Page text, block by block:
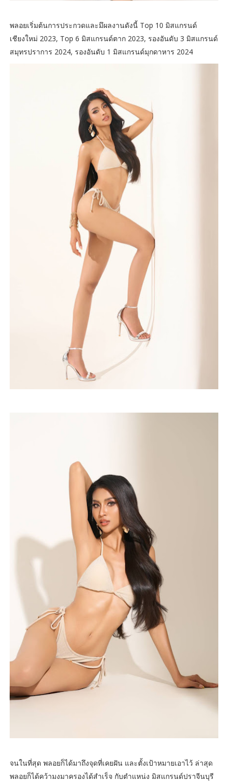
พลอยเริ่มต้นการประกวดและมึผลงานดังนี้ Top 10 มิสแกรนด์
เชียงใหม่ 2023, Top 6 มิสแกรนด์ตาก 2023, รองอันดับ 3 มิสแกรนด์
สมุทรปราการ 2024, รองอันดับ 1 มิสแกรนด์มุกดาหาร 2024
จนในที่สุด พลอยก็ได้มาถึงจุดที่เคยฝัน และตั้งเป้าหมายเอาไว้ ล่าสุด
พลอยก็ได้คว้ามงมาครองได้สำเร็จ กับตำแหน่ง มิสแกรนด์ปราจีนบุรี